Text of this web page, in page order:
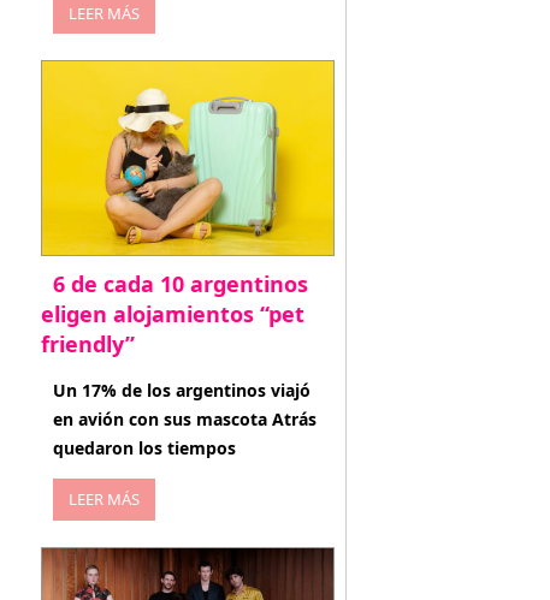
LEER MÁS
6 de cada 10 argentinos
eligen alojamientos “pet
friendly”
abril 27, 2026
Un 17% de los argentinos viajó
en avión con sus mascota Atrás
quedaron los tiempos
LEER MÁS